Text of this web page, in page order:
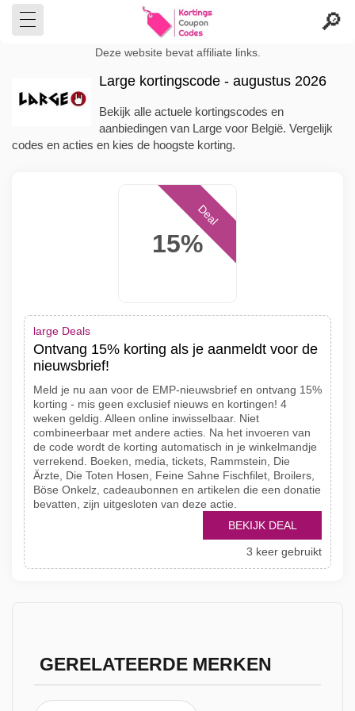
Deze website bevat affiliate links.
Large kortingscode - augustus 2026
Bekijk alle actuele kortingscodes en
aanbiedingen van Large voor België. Vergelijk
codes en acties en kies de hoogste korting.
15%
Deal
large Deals
Ontvang 15% korting als je aanmeldt voor de
nieuwsbrief!
Meld je nu aan voor de EMP-nieuwsbrief en ontvang 15%
korting - mis geen exclusief nieuws en kortingen! 4
weken geldig. Alleen online inwisselbaar. Niet
combineerbaar met andere acties. Na het invoeren van
de code wordt de korting automatisch in je winkelmandje
verrekend. Boeken, media, tickets, Rammstein, Die
Ärzte, Die Toten Hosen, Feine Sahne Fischfilet, Broilers,
Böse Onkelz, cadeaubonnen en artikelen die een donatie
bevatten, zijn uitgesloten van deze actie.
BEKIJK DEAL
3 keer gebruikt
GERELATEERDE MERKEN